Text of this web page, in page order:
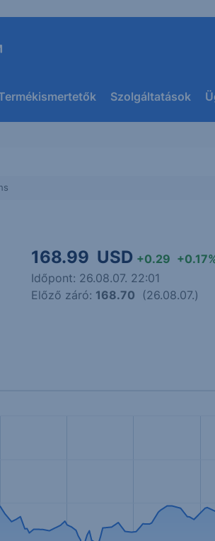
Szolgáltatások
168.99 USD +0.29
Időpont: 26.08.07. 22:01
Előző záró: 168.70 (26.08.07.)